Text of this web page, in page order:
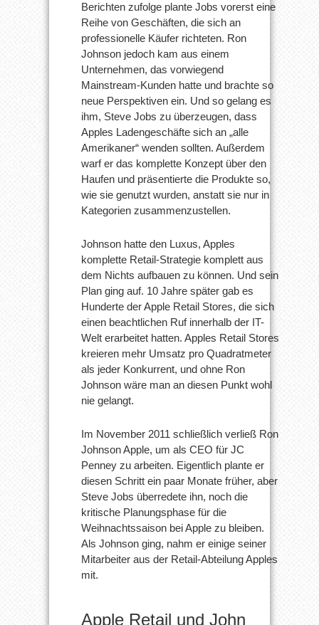
Berichten zufolge plante Jobs vorerst eine
Reihe von Geschäften, die sich an
professionelle Käufer richteten. Ron
Johnson jedoch kam aus einem
Unternehmen, das vorwiegend
Mainstream-Kunden hatte und brachte so
neue Perspektiven ein. Und so gelang es
ihm, Steve Jobs zu überzeugen, dass
Apples Ladengeschäfte sich an „alle
Amerikaner“ wenden sollten. Außerdem
warf er das komplette Konzept über den
Haufen und präsentierte die Produkte so,
wie sie genutzt wurden, anstatt sie nur in
Kategorien zusammenzustellen.
Johnson hatte den Luxus, Apples
komplette Retail-Strategie komplett aus
dem Nichts aufbauen zu können. Und sein
Plan ging auf. 10 Jahre später gab es
Hunderte der Apple Retail Stores, die sich
einen beachtlichen Ruf innerhalb der IT-
Welt erarbeitet hatten. Apples Retail Stores
kreieren mehr Umsatz pro Quadratmeter
als jeder Konkurrent, und ohne Ron
Johnson wäre man an diesen Punkt wohl
nie gelangt.
Im November 2011 schließlich verließ Ron
Johnson Apple, um als CEO für JC
Penney zu arbeiten. Eigentlich plante er
diesen Schritt ein paar Monate früher, aber
Steve Jobs überredete ihn, noch die
kritische Planungsphase für die
Weihnachtssaison bei Apple zu bleiben.
Als Johnson ging, nahm er einige seiner
Mitarbeiter aus der Retail-Abteilung Apples
mit.
Apple Retail und John